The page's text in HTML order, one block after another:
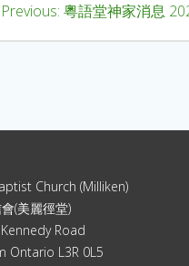
Previous: 粵語堂神家消息
Church (Milliken)
(美麗徑堂)
Road
Ontario L3R 0L5